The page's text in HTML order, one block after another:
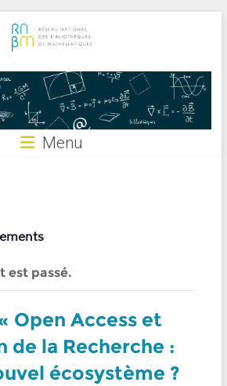
Menu
est passé.
Open Access et
de la Recherche :
écosystème ?